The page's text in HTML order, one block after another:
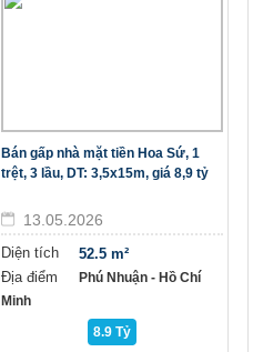
Bán gấp nhà mặt tiền Hoa Sứ, 1
trệt, 3 lầu, DT: 3,5x15m, giá 8,9 tỷ
13.05.2026
Diện tích
Địa điểm
52.5 m²
Phú Nhuận - Hồ Chí
Minh
8.9 Tỷ